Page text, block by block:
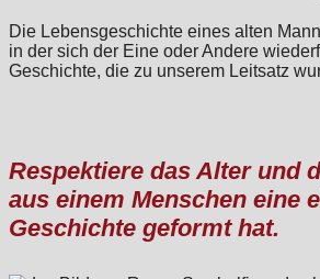
Die Lebensgeschichte eines alten
in der sich der Eine oder Andere
Geschichte, die zu unserem Leitsatz
Respektiere das Alter und
aus einem Menschen eine
Geschichte geformt hat.